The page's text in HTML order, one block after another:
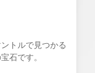
トルで見つかる
石です。